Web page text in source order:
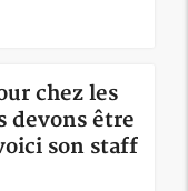
chez les
devons être
son staff